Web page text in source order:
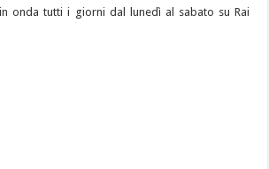
onda tutti i giorni dal lunedì al sabato su Rai